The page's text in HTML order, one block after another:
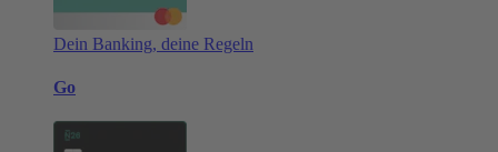
Dein Banking, deine Regeln
Go